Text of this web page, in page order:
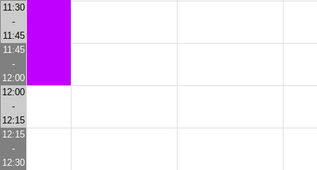
11:30
-
11:45
11:45
-
12:00
12:00
-
12:15
12:15
-
12:30